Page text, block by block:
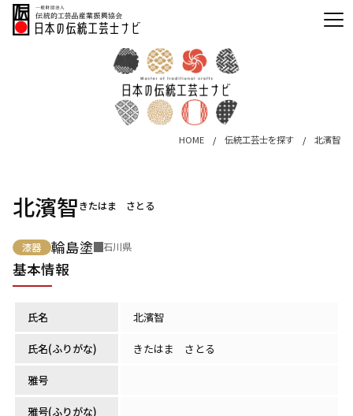
HOME 伝統工芸士を探す 北濱智
北濱智きたはま さとる
漆器 輪島塗 石川県
基本情報
氏名 北濱智
氏名(ふりがな) きたはま さとる
雅号
雅号(ふりがな)